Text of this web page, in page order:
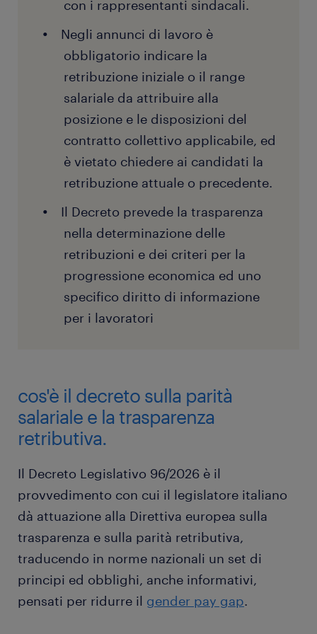
con i rappresentanti sindacali.
Negli annunci di lavoro è
obbligatorio indicare la
retribuzione iniziale o il range
salariale da attribuire alla
posizione e le disposizioni del
contratto collettivo applicabile, ed
è vietato chiedere ai candidati la
retribuzione attuale o precedente.
Il Decreto prevede la trasparenza
nella determinazione delle
retribuzioni e dei criteri per la
progressione economica ed uno
specifico diritto di informazione
per i lavoratori
cos'è il decreto sulla parità
salariale e la trasparenza
retributiva.
Il Decreto Legislativo 96/2026 è il
provvedimento con cui il legislatore italiano
dà attuazione alla Direttiva europea sulla
trasparenza e sulla parità retributiva,
traducendo in norme nazionali un set di
principi ed obblighi, anche informativi,
pensati per ridurre il gender pay gap.